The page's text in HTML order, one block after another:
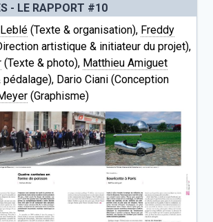
- LE RAPPORT #10
(Texte & organisation), Freddy
artistique & initiateur du projet),
(Texte & photo), Matthieu Amiguet
Dario Ciani (Conception
(Graphisme)